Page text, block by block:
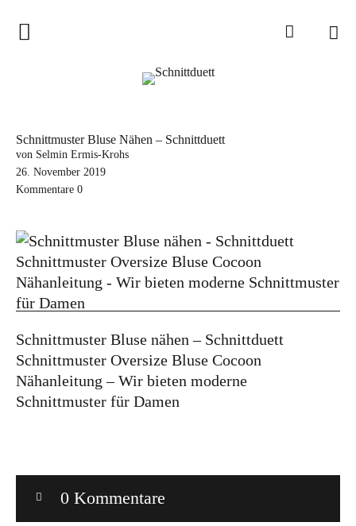
Home
Schnittduett Magazin
Sewalong
Stoffempfehlungen
Tipps zur Schnittanpassung
Wir sagen Danke und Good
Bye!
Schnittmuster Bluse Nähen – Schnittduett
von Selmin Ermis-Krohs
26. November 2019
Kommentare 0
Schnittmuster Bluse nähen – Schnittduett
Schnittmuster Oversize Bluse Cocoon
Nähanleitung – Wir bieten moderne
Schnittmuster für Damen
0 Kommentare